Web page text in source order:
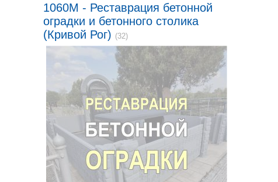
1060M - Реставрация бетонной
оградки и бетонного столика
(Кривой Рог) (32)